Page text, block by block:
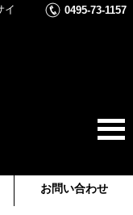
イ
0495-73-1157
お問い合わせ